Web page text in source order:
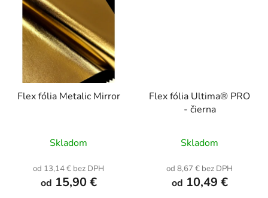
Flex fólia Metalic Mirror
Skladom
od 13,14 € bez DPH
od 15,90 €
Flex fólia Ultima® PRO
- čierna
Skladom
od 8,67 € bez DPH
od 10,49 €